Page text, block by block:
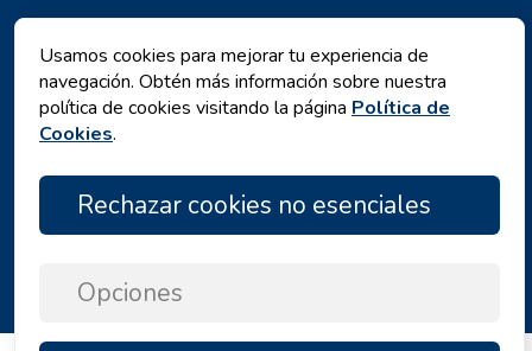
Copyright © 2026 by Angelina Tours d.o.o.
Usamos cookies para mejorar tu experiencia de
navegación. Obtén más información sobre nuestra
política de cookies visitando la página Política de
Cookies.
Rechazar cookies no esenciales
Opciones